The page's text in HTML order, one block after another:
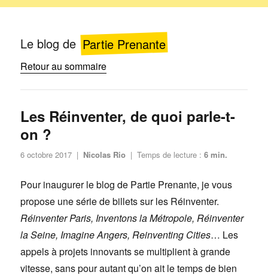
Le blog de Partie Prenante
Retour au sommaire
Les Réinventer, de quoi parle-t-
on ?
Publié
le
6 octobre 2017 | Nicolas Rio | Temps de lecture :6 min.
Pour inaugurer le blog de Partie Prenante, je vous
propose une série de billets sur les Réinventer.
Réinventer Paris, Inventons la Métropole, Réinventer
la Seine, Imagine Angers, Reinventing Cities… Les
appels à projets innovants se multiplient à grande
vitesse, sans pour autant qu’on ait le temps de bien